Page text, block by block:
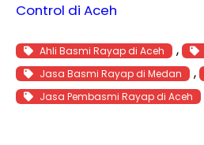
Control di Aceh
Ahli Basmi Rayap di Aceh ,
Jasa Basmi Rayap di Medan ,
Jasa Pembasmi Rayap di Aceh